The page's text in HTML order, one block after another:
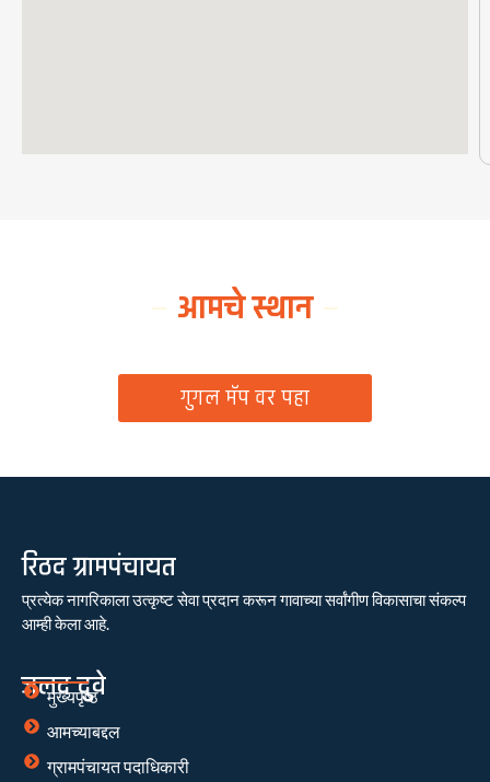
आमचे स्थान
गुगल मॅप वर पहा
रिठद ग्रामपंचायत
प्रत्येक नागरिकाला उत्कृष्ट सेवा प्रदान करून गावाच्या सर्वांगीण विकासाचा संकल्प
आम्ही केला आहे.
जलद दुवे
मुख्यपृष्ठ
आमच्याबद्दल
ग्रामपंचायत पदाधिकारी